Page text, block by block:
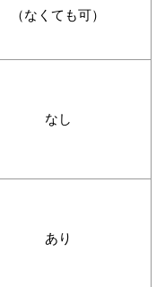
（なくても可）
なし
あり